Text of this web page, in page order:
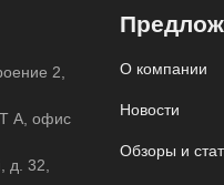
2,
А, офис
д. 32,
О компании
Новости
Обзоры и